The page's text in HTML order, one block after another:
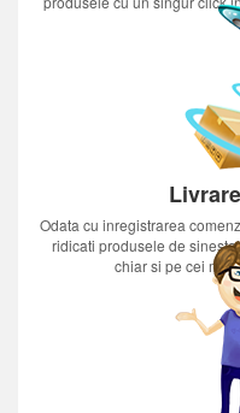
Odata cu inregistrarea
ridicati produsele de
chiar si pe cei mai